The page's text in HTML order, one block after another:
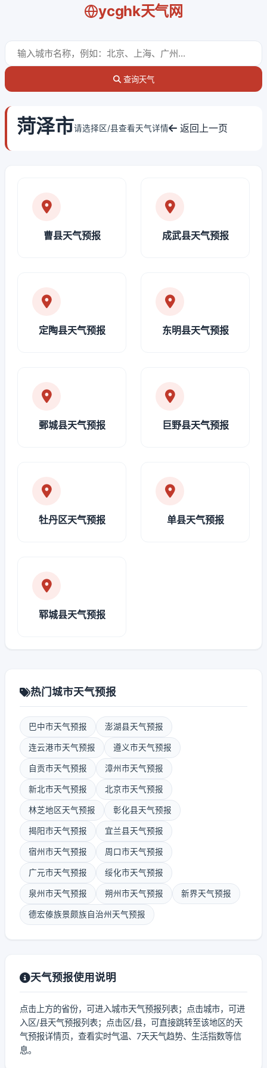
ycghk天气网
查询天气
菏泽市请选择区/县查看天气详情 返回上一页
曹县天气预报 成武县天气预报
定陶县天气预报 东明县天气预报
鄄城县天气预报 巨野县天气预报
牡丹区天气预报 单县天气预报
郓城县天气预报
热门城市天气预报
巴中市天气预报 澎湖县天气预报
连云港市天气预报 遵义市天气预报
自贡市天气预报 漳州市天气预报
新北市天气预报 北京市天气预报
林芝地区天气预报 彰化县天气预报
揭阳市天气预报 宜兰县天气预报
宿州市天气预报 周口市天气预报
广元市天气预报 绥化市天气预报
泉州市天气预报 朔州市天气预报 新界天气预报
德宏傣族景颇族自治州天气预报
天气预报使用说明
点击上方的省份，可进入城市天气预报列表；点击城市，可进
入区/县天气预报列表；点击区/县，可直接跳转至该地区的天
气预报详情页，查看实时气温、7天天气趋势、生活指数等信
息。